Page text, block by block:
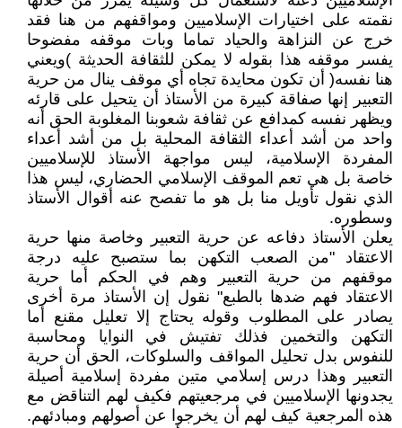
نقمته على اختيارات الإسلاميين ومواقفهم من هنا فقد
خرج عن النزاهة والحياد تماما وبات موقفه مفضوحا
يفسر موقفه هذا بقوله لا يمكن للثقافة الحديثة )ويعني
هنا نفسه( أن تكون محايدة تجاه أي موقف ينال من حرية
التعبير إنها صفاقة كبيرة من الأستاذ أن يتحيل على قارئه
ويظهر نفسه كمدافع عن ثقافة شعوبنا المغلوبة الحق أنه
واحد من أشد أعداء الثقافة المحلية بل من أشد أعداء
المفردة الإسلامية، ليس مواجهة الأستاذ للإسلاميين
خاصة بل هي تعم الموقف الإسلامي الحضاري، ليس هذا
الذي نقول تأويل منا بل هو ما تفصح عنه أقوال الأستاذ
وسطوره.
يعلن الأستاذ دفاعه عن حرية التعبير وخاصة منها حرية
الاعتقاد "من الصعب التكهن بما ستصبح عليه درجة
موقفهم من حرية التعبير وهم في الحكم أما حرية
الاعتقاد فهم ضدها بالطبع" نقول إن الأستاذ مرة أخرى
يصادر على المطلوب وقوله يحتاج إلا تعليل مقنع أما
التكهن والتخمين فذلك تفتيش في النوايا ومحاسبة
للنفوس بدل تحليل المواقف والسلوكات، الحق أن حرية
التعبير وهذا درس إسلامي متين مفردة إسلامية أصيلة
يجدونها الإسلاميين في مرجعيتهم فكيف لهم التناقض مع
هذه المرجعية كيف لهم أن يخرجوا عن أصولهم ومبادئهم.